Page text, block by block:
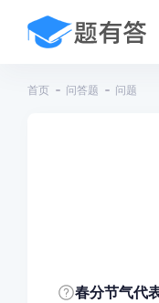
首页 问答题 问题
春分节气代